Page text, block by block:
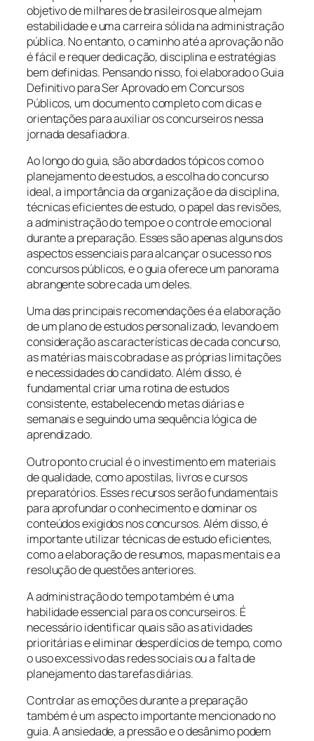
objetivo de milhares de brasileiros que almejam
estabilidade e uma carreira sólida na administração
pública. No entanto, o caminho até a aprovação não
é fácil e requer dedicação, disciplina e estratégias
bem definidas. Pensando nisso, foi elaborado o Guia
Definitivo para Ser Aprovado em Concursos
Públicos, um documento completo com dicas e
orientações para auxiliar os concurseiros nessa
jornada desafiadora.
Ao longo do guia, são abordados tópicos como o
planejamento de estudos, a escolha do concurso
ideal, a importância da organização e da disciplina,
técnicas eficientes de estudo, o papel das revisões,
a administração do tempo e o controle emocional
durante a preparação. Esses são apenas alguns dos
aspectos essenciais para alcançar o sucesso nos
concursos públicos, e o guia oferece um panorama
abrangente sobre cada um deles.
Uma das principais recomendações é a elaboração
de um plano de estudos personalizado, levando em
consideração as características de cada concurso,
as matérias mais cobradas e as próprias limitações
e necessidades do candidato. Além disso, é
fundamental criar uma rotina de estudos
consistente, estabelecendo metas diárias e
semanais e seguindo uma sequência lógica de
aprendizado.
Outro ponto crucial é o investimento em materiais
de qualidade, como apostilas, livros e cursos
preparatórios. Esses recursos serão fundamentais
para aprofundar o conhecimento e dominar os
conteúdos exigidos nos concursos. Além disso, é
importante utilizar técnicas de estudo eficientes,
como a elaboração de resumos, mapas mentais e a
resolução de questões anteriores.
A administração do tempo também é uma
habilidade essencial para os concurseiros. É
necessário identificar quais são as atividades
prioritárias e eliminar desperdícios de tempo, como
o uso excessivo das redes sociais ou a falta de
planejamento das tarefas diárias.
Controlar as emoções durante a preparação
também é um aspecto importante mencionado no
guia. A ansiedade, a pressão e o desânimo podem